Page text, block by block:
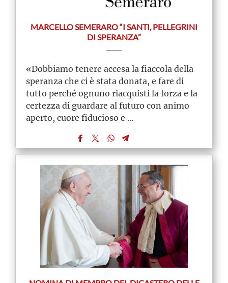
MARCELLO SEMERARO “I SANTI, PELLEGRINI
DI SPERANZA”
«Dobbiamo tenere accesa la fiaccola della
speranza che ci è stata donata, e fare di
tutto perché ognuno riacquisti la forza e la
certezza di guardare al futuro con animo
aperto, cuore fiducioso e ...